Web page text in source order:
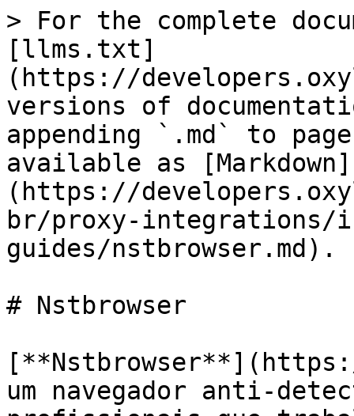
> For the complete
[llms.txt]
(https://
versions of
appending `.md` to
available as [Markdown]
(https://
br/proxy-integrations/
guides/nstbrowser.md).
# Nstbrowser
um navegador anti-